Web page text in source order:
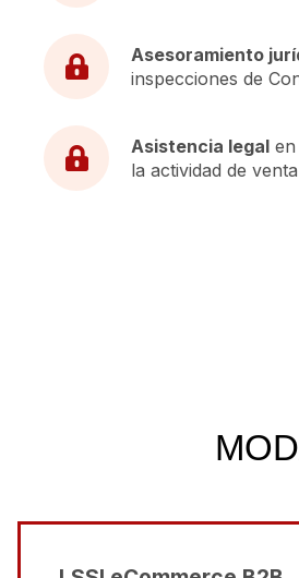
Asesoramiento
inspecciones de
Asistencia legalen
la actividad de